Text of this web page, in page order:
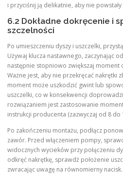
i przyciśnij ją delikatnie, aby nie powstały
6.2 Dokładne dokręcenie i
szczelności
Po umieszczeniu dyszy i uszczelki,
Używaj klucza nastawnego, zaczynając
następnie stopniowo zwiększaj moment
Ważne jest, aby nie przekręcać nakrętki
moment może uszkodzić gwint lub
uszczelki, co w konsekwencji
rozwiązaniem jest zastosowanie
instrukcji producenta (zazwyczaj od 8 do
Po zakończeniu montażu, podłącz
zawór. Przed włączeniem pompy,
widocznych wycieków przy połączeniu
odkręć nakrętkę, sprawdź położenie
zwracając uwagę na równomierny